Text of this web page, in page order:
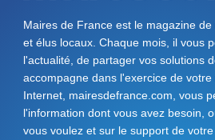
Maires de France est le magazine
et élus locaux. Chaque mois, il vous
l'actualité, de partager vos solutions
accompagne dans l'exercice de
Internet, mairesdefrance.com, vous
l'information dont vous avez besoin,
vous voulez et sur le support de